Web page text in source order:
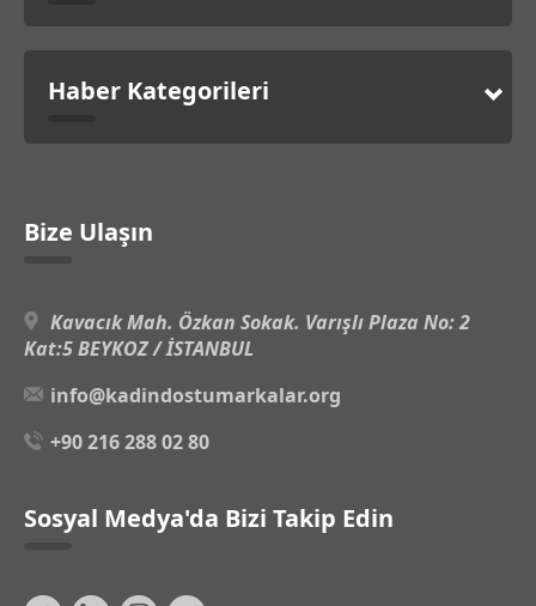
Haber Kategorileri
Bize Ulaşın
Kavacık Mah. Özkan Sokak. Varışlı Plaza No: 2
Kat:5 BEYKOZ / İSTANBUL
info@kadindostumarkalar.org
+90 216 288 02 80
Sosyal Medya'da Bizi Takip Edin